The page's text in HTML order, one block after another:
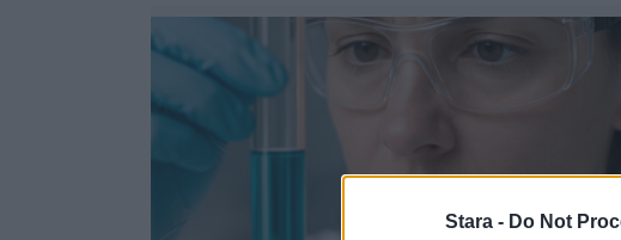
Stara - Do Not